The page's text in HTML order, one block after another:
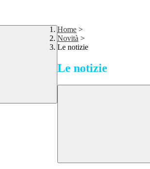
Home >
Novità >
Le notizie
Le notizie